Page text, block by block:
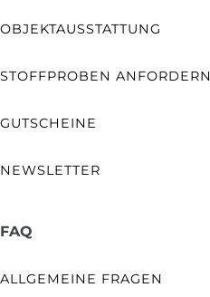
OBJEKTAUSSTATTUNG
STOFFPROBEN ANFORDERN
GUTSCHEINE
NEWSLETTER
FAQ
ALLGEMEINE FRAGEN